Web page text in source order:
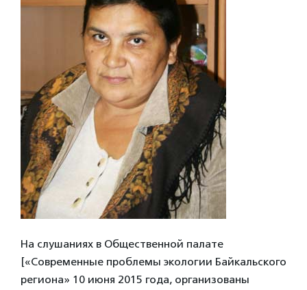
На слушаниях в Общественной палате
[«Современные проблемы экологии Байкальского
региона» 10 июня 2015 года, организованы